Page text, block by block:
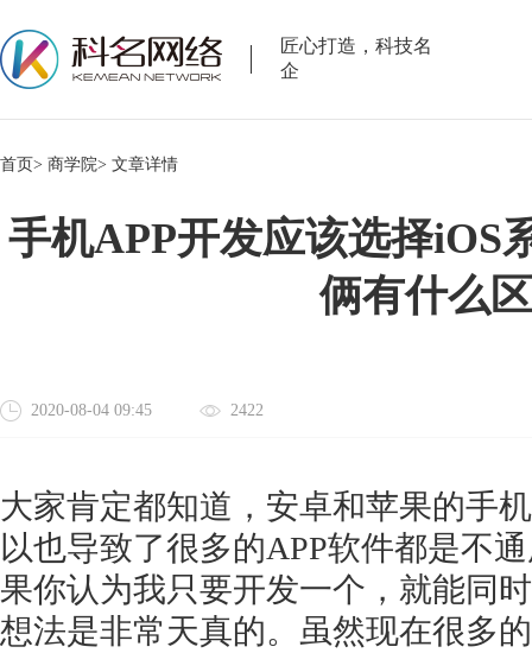
匠心打造，科技名
企
首页> 商学院> 文章详情
手机APP开发应该选择iOS
俩有什么
2020-08-04 09:45 2422
大家肯定都知道，安卓和苹果的手
以也导致了很多的APP软件都是不
果你认为我只要开发一个，就能同
想法是非常天真的。虽然现在很多